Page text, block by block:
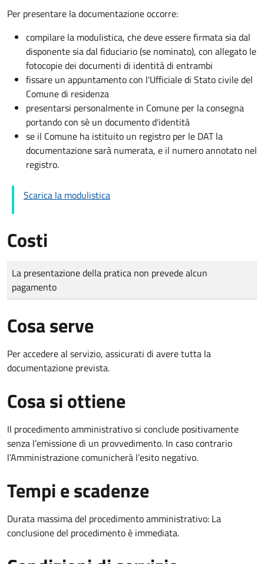
Per presentare la documentazione occorre:
compilare la modulistica, che deve essere firmata sia dal
disponente sia dal fiduciario (se nominato), con allegato le
fotocopie dei documenti di identità di entrambi
fissare un appuntamento con l'Ufficiale di Stato civile del
Comune di residenza
presentarsi personalmente in Comune per la consegna
portando con sè un documento d'identità
se il Comune ha istituito un registro per le DAT la
documentazione sarà numerata, e il numero annotato nel
registro.
Scarica la modulistica
Costi
Tipo di pagamento
Importo
La presentazione della pratica non prevede alcun
pagamento
Cosa serve
Per accedere al servizio, assicurati di avere tutta la
documentazione prevista.
Cosa si ottiene
Il procedimento amministrativo si conclude positivamente
senza l’emissione di un provvedimento. In caso contrario
l’Amministrazione comunicherà l’esito negativo.
Tempi e scadenze
Durata massima del procedimento amministrativo: La
conclusione del procedimento è immediata.